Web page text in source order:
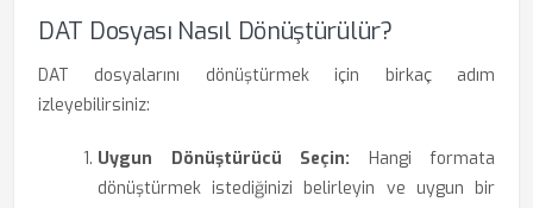
DAT Dosyası Nasıl Dönüştürülür?
DAT dosyalarını dönüştürmek için birkaç adım
izleyebilirsiniz:
Uygun Dönüştürücü Seçin: Hangi formata
dönüştürmek istediğinizi belirleyin ve uygun bir